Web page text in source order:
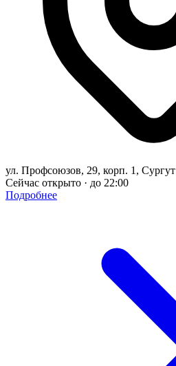
ул. Профсоюзов, 29, корп. 1, Сургут
Сейчас открыто · до 22:00
Подробнее